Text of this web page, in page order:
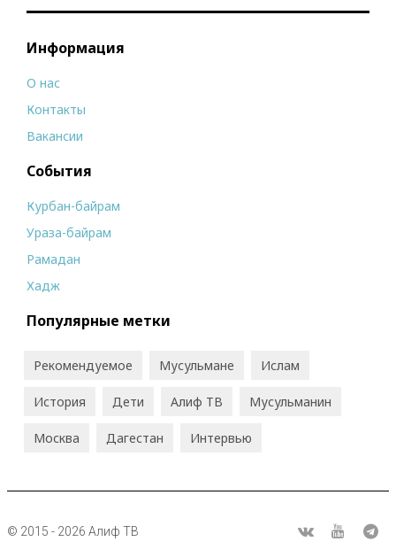
Информация
О нас
Контакты
Вакансии
События
Курбан-байрам
Ураза-байрам
Рамадан
Хадж
Популярные метки
Рекомендуемое Мусульмане Ислам
История Дети Алиф ТВ Мусульманин
Москва Дагестан Интервью
© 2015 - 2026 Алиф ТВ